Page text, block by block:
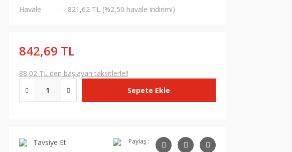
Havale 821,62 TL (%2,50 havale indirimi)
842,69 TL
88,02 TL den başlayan taksitlerle!!
Sepete Ekle
Tavsiye Et Paylaş :